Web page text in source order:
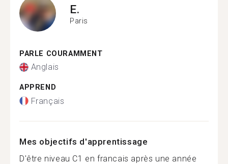
E.
Paris
PARLE COURAMMENT
Anglais
APPREND
Français
Mes objectifs d'apprentissage
D'être niveau C1 en francais après une année